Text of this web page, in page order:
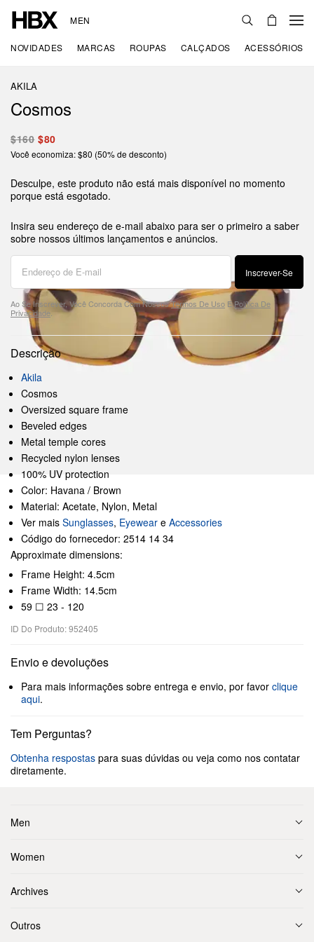
MEN
NOVIDADES MARCAS ROUPAS CALÇADOS ACESSÓRIOS
AKILA
Cosmos
$160 $80
Você economiza: $80 (50% de desconto)
Desculpe, este produto não está mais disponível no momento
porque está esgotado.
Insira seu endereço de e-mail abaixo para ser o primeiro a saber
sobre nossos últimos lançamentos e anúncios.
Inscrever-Se
Ao Se Inscrever, Você Concorda Com NossosTermos De Uso EPolítica De
Privacidade
Descrição
Akila
Cosmos
Oversized square frame
Beveled edges
Metal temple cores
Recycled nylon lenses
100% UV protection
Color: Havana / Brown
Material: Acetate, Nylon, Metal
Ver mais Sunglasses, Eyewear e Accessories
Código do fornecedor: 2514 14 34
Approximate dimensions:
Frame Height: 4.5cm
Frame Width: 14.5cm
59 ☐ 23 - 120
ID Do Produto: 952405
Envio e devoluções
Para mais informações sobre entrega e envio, por favor clique
aqui.
Tem Perguntas?
Obtenha respostas para suas dúvidas ou veja como nos contatar
diretamente.
Men
Women
Archives
Outros